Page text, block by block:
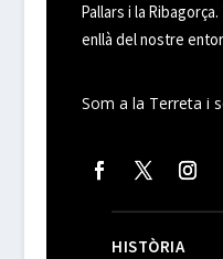
Pallars i la
enllà del nostre
Som a la Terreta i
HISTÒRIA